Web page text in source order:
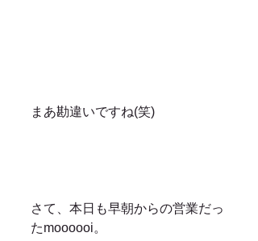
まあ勘違いですね(笑)
さて、本日も早朝からの営業だっ
たmoooooi。